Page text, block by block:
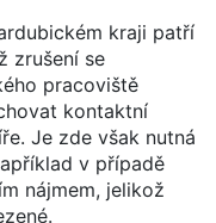
kraji patří
zrušení se
pracoviště
kontaktní
Je zde však nutná
v případě
nájmem, jelikož